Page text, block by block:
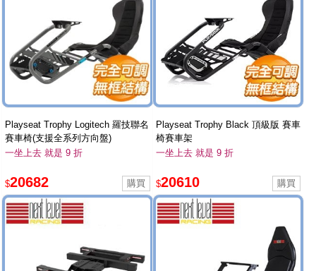
Playseat Trophy Logitech 羅技聯名
賽車椅(支援全系列方向盤)
一坐上去 就是 9 折
$20682
Playseat Trophy Black 頂級版 賽車
椅賽車架
一坐上去 就是 9 折
$20610